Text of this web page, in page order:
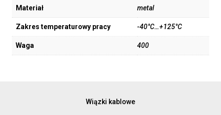
Materiał metal
Zakres temperaturowy pracy -40°C…+125°C
Waga 400
Wiązki kablowe